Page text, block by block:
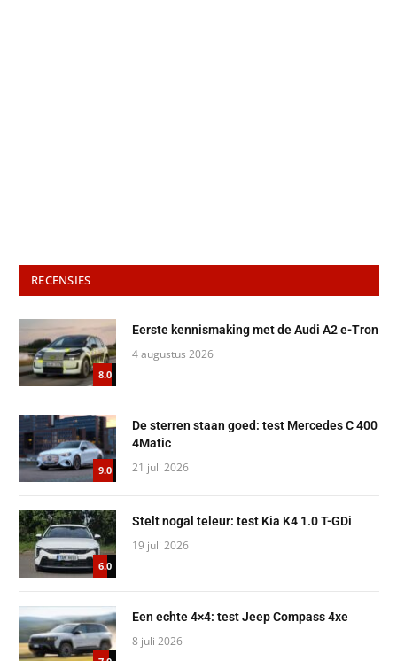
RECENSIES
8.0
Eerste kennismaking met de Audi A2 e-Tron
4 augustus 2026
9.0
De sterren staan goed: test Mercedes C 400
4Matic
21 juli 2026
6.0
Stelt nogal teleur: test Kia K4 1.0 T-GDi
19 juli 2026
Een echte 4×4: test Jeep Compass 4xe
8 juli 2026